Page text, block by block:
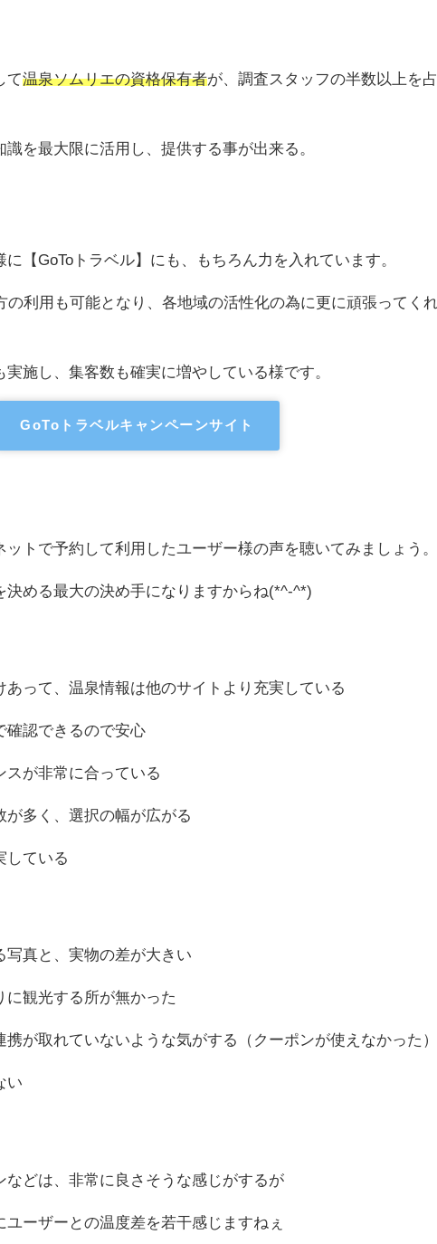
て温泉ソムリエの資格保有者が、調査スタッフの半数以上を占
を最大限に活用し、提供する事が出来る。
【GoToトラベル】にも、もちろん力を入れています。
の利用も可能となり、各地域の活性化の為に更に頑張ってくれ
施し、集客数も確実に増やしている様です。
GoToトラベルキャンペーンサイト
ットで予約して利用したユーザー様の声を聴いてみましょう。
決める最大の決め手になりますからね(*^-^*)
あって、温泉情報は他のサイトより充実している
確認できるので安心
スが非常に合っている
が多く、選択の幅が広がる
している
写真と、実物の差が大きい
に観光する所が無かった
携が取れていないような気がする（クーポンが使えなかった）
い
などは、非常に良さそうな感じがするが
ーザーとの温度差を若干感じますねぇ